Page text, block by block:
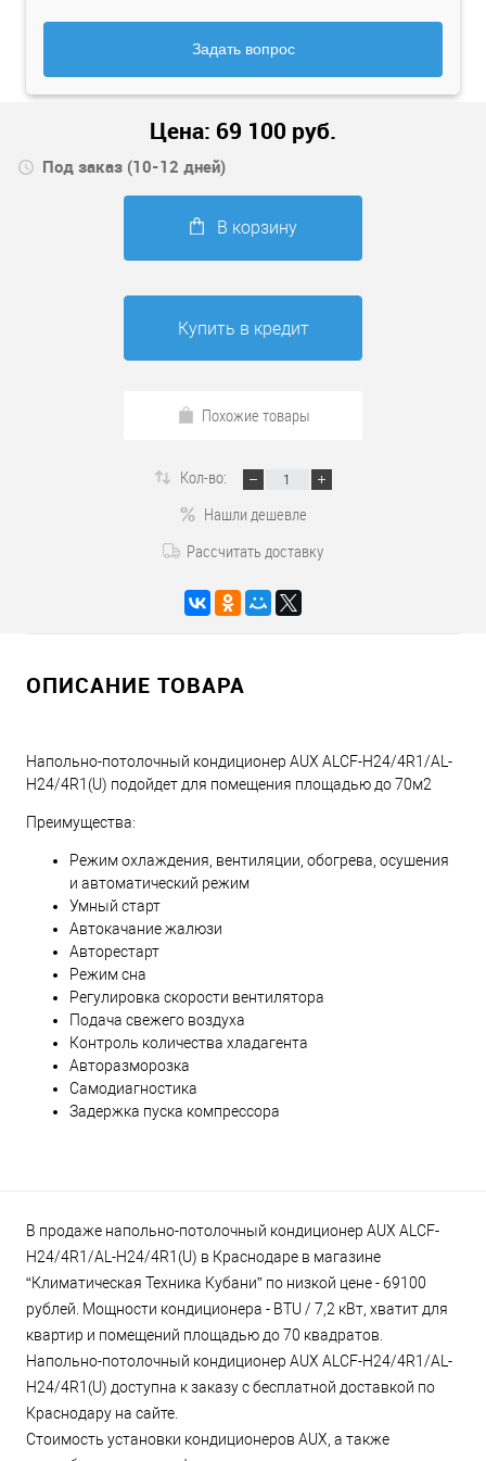
Задать вопрос
Цена: 69 100 руб.
Под заказ (10-12 дней)
В корзину
Купить в кредит
Похожие товары
Кол-во:
Нашли дешевле
Рассчитать доставку
ОПИСАНИЕ ТОВАРА
Напольно-потолочный кондиционер AUX ALCF-H24/4R1/AL-
H24/4R1(U) подойдет для помещения площадью до 70м2
Преимущества:
Режим охлаждения, вентиляции, обогрева, осушения
и автоматический режим
Умный старт
Автокачание жалюзи
Авторестарт
Режим сна
Регулировка скорости вентилятора
Подача свежего воздуха
Контроль количества хладагента
Авторазморозка
Самодиагностика
Задержка пуска компрессора
В продаже напольно-потолочный кондиционер AUX ALCF-
H24/4R1/AL-H24/4R1(U) в Краснодаре в магазине
“Климатическая Техника Кубани” по низкой цене - 69100
рублей. Мощности кондиционера - BTU / 7,2 кВт, хватит для
квартир и помещений площадью до 70 квадратов.
Напольно-потолочный кондиционер AUX ALCF-H24/4R1/AL-
H24/4R1(U) доступна к заказу с бесплатной доставкой по
Краснодару на сайте.
Стоимость установки кондиционеров AUX, а также